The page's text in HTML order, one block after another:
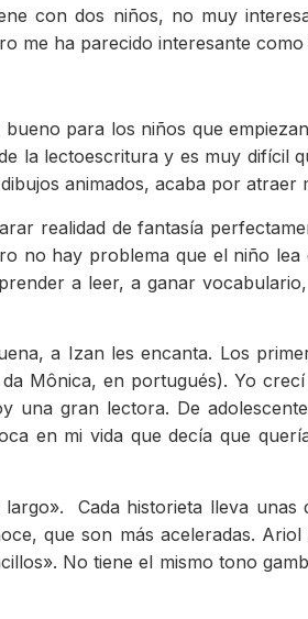
con dos niños, no muy
me ha parecido interesante
para los niños que
la lectoescritura y es muy
animados, acaba por atraer
realidad de fantasía
no hay problema que el niño
a leer, a ganar
a Izan les encanta. Los
Mônica, en portugués). Yo
una gran lectora. De
en mi vida que decía que
Cada historieta lleva
que son más aceleradas.
No tiene el mismo tono